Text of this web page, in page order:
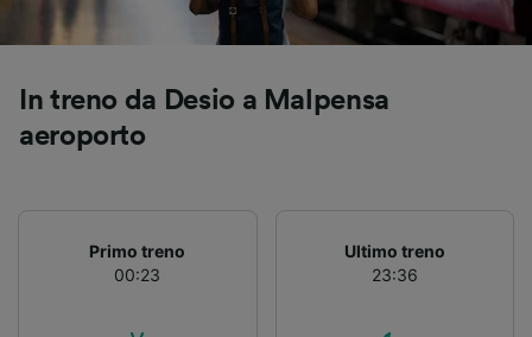
In treno da Desio a Malpensa
aeroporto
Primo treno
00:23
Ultimo treno
23:36
Utilizzare dati di geolocalizzazione precisi.
Scansione attiva delle caratteristiche del
Archiviare informazioni su dispositivo e/o
accedervi. Pubblicità e contenuti
personalizzati, misurazione delle prestazioni